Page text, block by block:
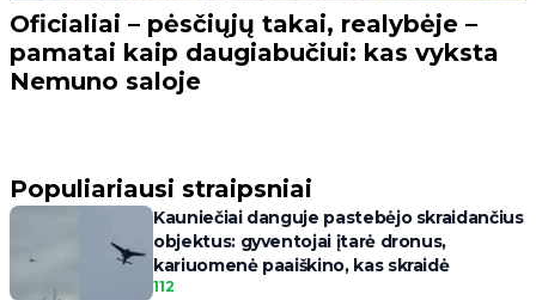
Oficialiai – pėsčiųjų takai, realybėje –
pamatai kaip daugiabučiui: kas vyksta
Nemuno saloje
Populiariausi straipsniai
Kauniečiai danguje pastebėjo skraidančius
objektus: gyventojai įtarė dronus,
kariuomenė paaiškino, kas skraidė
112